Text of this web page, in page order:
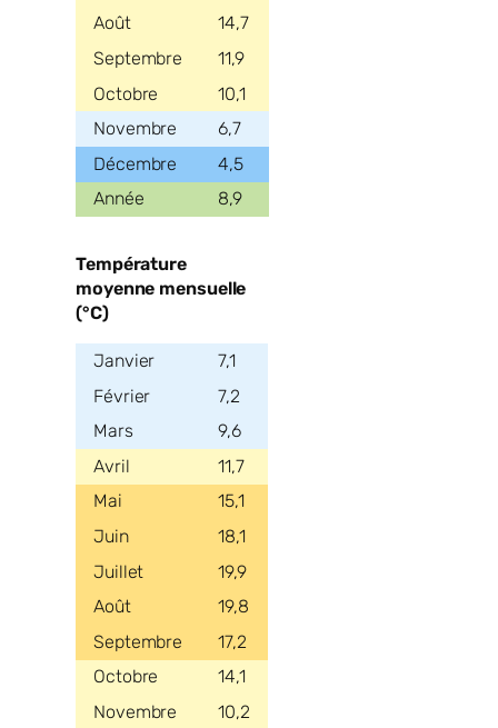
14,7
11,9
10,1
6,7
4,5
8,9
Température
moyenne mensuelle
(°C)
7,1
7,2
9,6
11,7
15,1
18,1
19,9
19,8
17,2
14,1
10,2